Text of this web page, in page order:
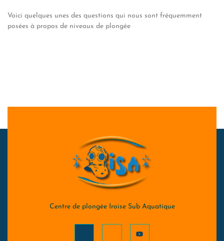
Voici quelques unes des questions qui nous sont fréquemment
posées à propos de niveaux de plongée
Centre de plongée Iroise Sub Aquatique